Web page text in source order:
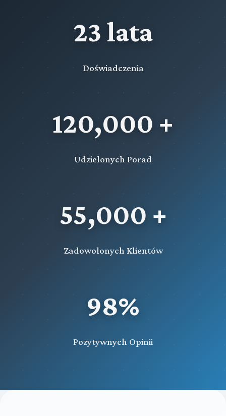
23 lata
Doświadczenia
120,000 +
Udzielonych Porad
55,000 +
Zadowolonych Klientów
98%
Pozytywnych Opinii